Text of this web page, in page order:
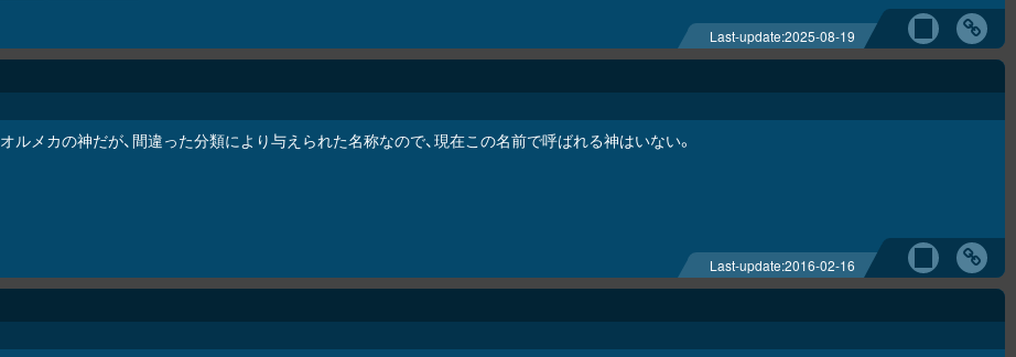
Last-update:2025-08-19
オルメカの神だが、間違った分類により与えられた名称なので、現在この名前で呼ばれる神はいない。
Last-update:2016-02-16